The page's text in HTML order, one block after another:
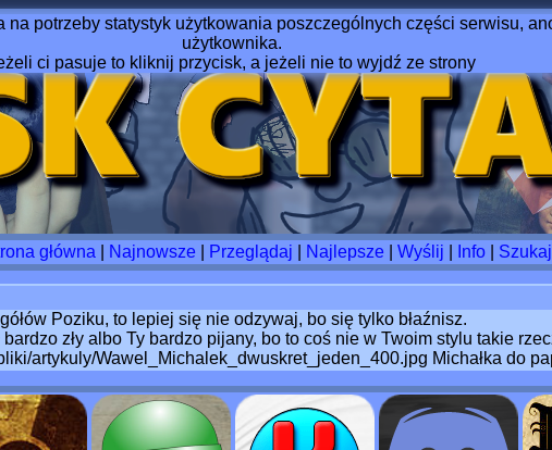
potrzeby statystyk użytkowania poszczególnych części serwisu,
użytkownika.
ci pasuje to kliknij przycisk, a jeżeli nie to wyjdź ze strony
główna Najnowsze| Przeglądaj Najlepsze| Wyślij Info| Szukaj
Poziku, to lepiej się nie odzywaj, bo się tylko błaźnisz.
zły albo Ty bardzo pijany, bo to coś nie w Twoim stylu takie
artykuly/Wawel_Michalek_dwuskret_jeden_400.jpg Michałka do